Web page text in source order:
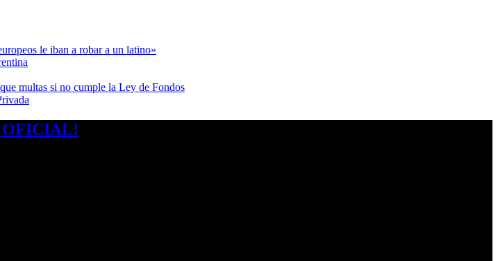
le iban a robar a un latino»
multas si no cumple la Ley de Fondos
OFICIAL!